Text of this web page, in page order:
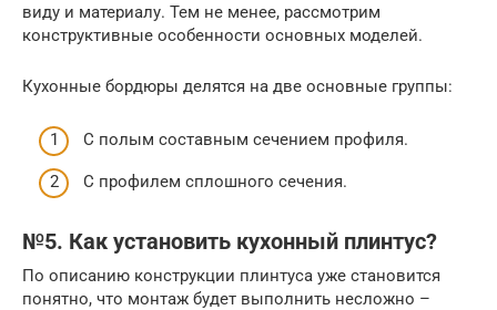
виду и материалу. Тем не менее, рассмотрим
конструктивные особенности основных моделей.
Кухонные бордюры делятся на две основные группы:
С полым составным сечением профиля.
С профилем сплошного сечения.
№5. Как установить кухонный плинтус?
По описанию конструкции плинтуса уже становится
понятно, что монтаж будет выполнить несложно –